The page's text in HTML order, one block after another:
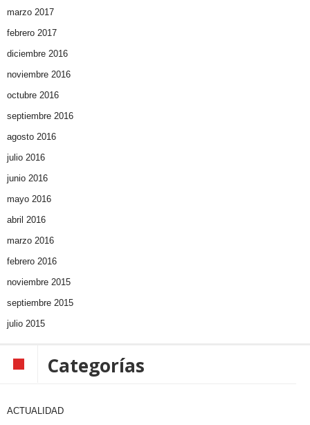
marzo 2017
febrero 2017
diciembre 2016
noviembre 2016
octubre 2016
septiembre 2016
agosto 2016
julio 2016
junio 2016
mayo 2016
abril 2016
marzo 2016
febrero 2016
noviembre 2015
septiembre 2015
julio 2015
Categorías
ACTUALIDAD